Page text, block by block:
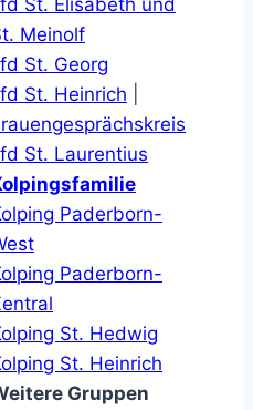
St. Elisabeth und
Meinolf
St. Georg
St. Heinrich
St. Laurentius
Paderborn-
Paderborn-
St. Hedwig
St. Heinrich
Gruppen